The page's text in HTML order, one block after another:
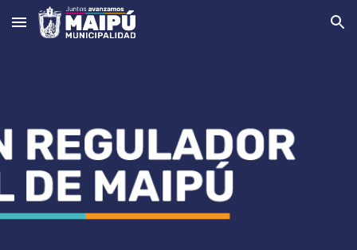
Skip to main content Skip to navigation